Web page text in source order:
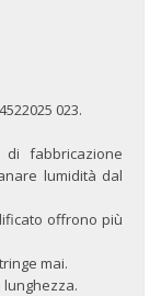
023.
fabbricazione
lumidità dal
offrono più
mai.